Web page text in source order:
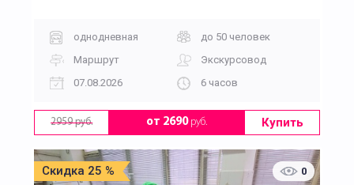
однодневная
до 50 человек
Маршрут
Экскурсовод
07.08.2026
6 часов
2959 руб. от 2690руб. Купить
Скидка 25 % 0